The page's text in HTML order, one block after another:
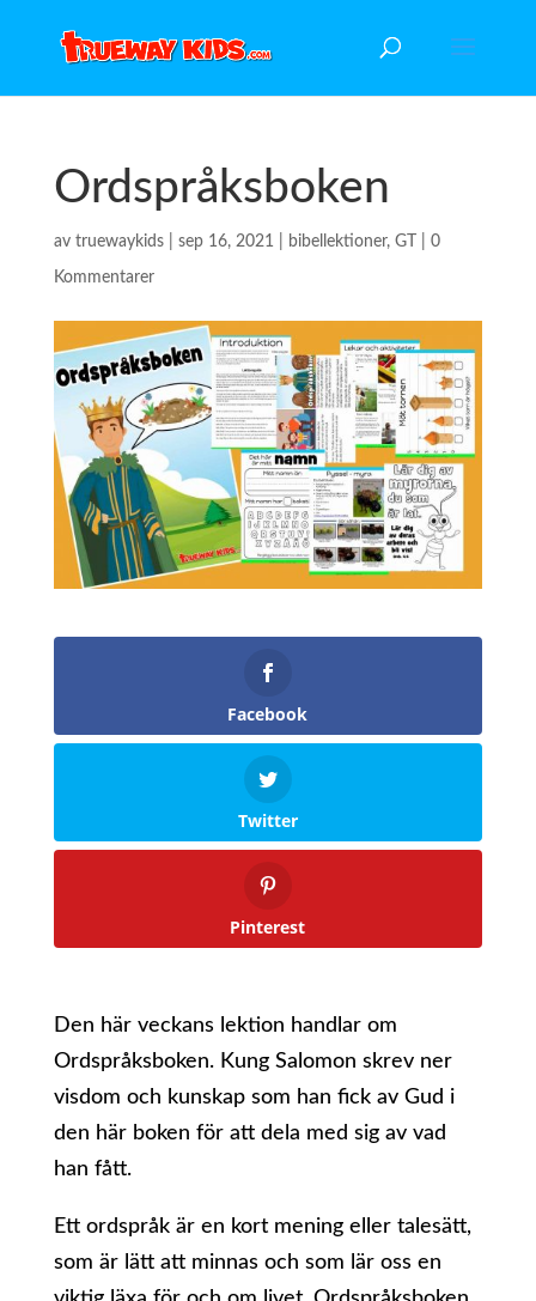
Ordspråksboken
av truewaykids| sep 16, 2021 bibellektioner, GT 0
Kommentarer
Facebook
Twitter
Pinterest
Den här veckans lektion handlar om
Ordspråksboken. Kung Salomon skrev ner
visdom och kunskap som han fick av Gud i
den här boken för att dela med sig av vad
han fått.
Ett ordspråk är en kort mening eller talesätt,
som är lätt att minnas och som lär oss en